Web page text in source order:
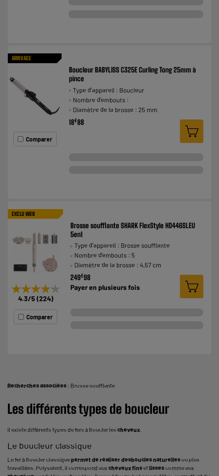
ARRIVAGE
Comparer
Boucleur BABYLISS C325E Curling Tong 25mm à
pince
Type d'appareil : Boucleur
Nombre d'embouts :
Diamètre de la brosse : 25 mm
18€88
EXCLU WEB
★★★★★
★★★★★
4.3/5 (224)
Comparer
Brosse soufflante SHARK FlexStyle HD446SLEU
5en1
Type d'appareil : Brosse soufflante
Nombre d'embouts : 5
Diamètre de la brosse : 4,57 cm
249€98
Payer enplusieurs fois
Recherches associées : Brosse soufflante
Les différents types de boucleur
Il existe différents types de fers à boucler les cheveux.
Le boucleur classique
Le fer à boucler classiquepermet de réaliser desboucles naturellesou plus
travaillées. Polyvalent, il correspond aux cheveux finsetlissescomme aux